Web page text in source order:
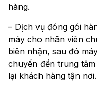
hàng.
– Dịch vụ đóng gói
máy cho nhân viên
biên nhận, sau đó
chuyển đến trung
lại khách hàng tận nơi.